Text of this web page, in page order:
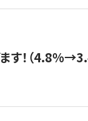
す！（